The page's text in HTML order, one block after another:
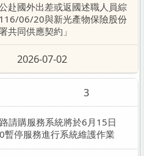
Information Zone
Operating Procedures
(Q＆A Zone)
赴國外出差或返國述職人員綜
06/20與新光產物保險股份
共同供應契約」
2026-07-02
3
請購服務系統將於6月15日
暫停服務進行系統維護作業